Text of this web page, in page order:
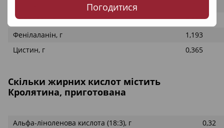
Погодитися
Тріптофан, г
0,384
Фенілаланін, г
1,193
Цистин, г
0,365
Скільки жирних кислот містить
Кролятина, приготована
Альфа-ліноленова кислота (18:3), г
0,32